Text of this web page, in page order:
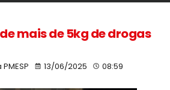
mais de 5kg de drogas
13/06/2025 08:59